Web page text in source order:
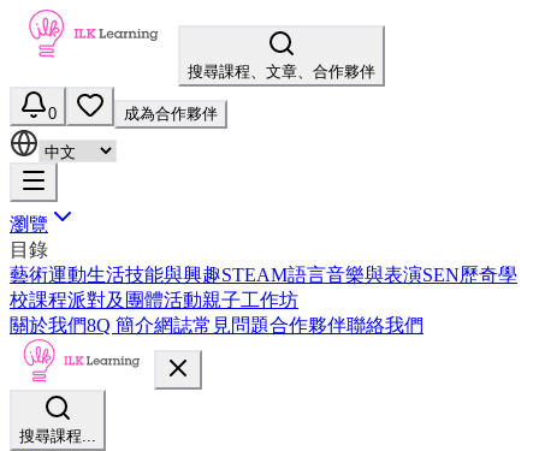
搜尋課程、文章、合作夥伴
0 成為合作夥伴
瀏覽
目錄
藝術運動生活技能與興趣STEAM語言音樂與表演SEN歷奇學
校課程派對及團體活動親子工作坊
關於我們8Q 簡介網誌常見問題合作夥伴聯絡我們
搜尋課程...